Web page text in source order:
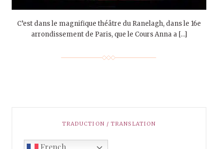
C’est dans le magnifique théâtre du Ranelagh, dans le 16e
arrondissement de Paris, que le Cours Anna a […]
TRADUCTION / TRANSLATION
French